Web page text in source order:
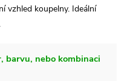
vzhled koupelny. Ideální
barvu, nebo kombinaci